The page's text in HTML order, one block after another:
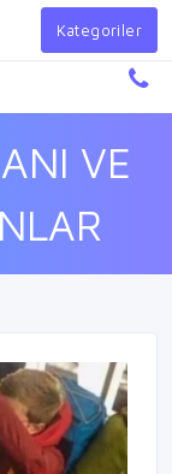
Giriş Yap
VE
Kategoriler